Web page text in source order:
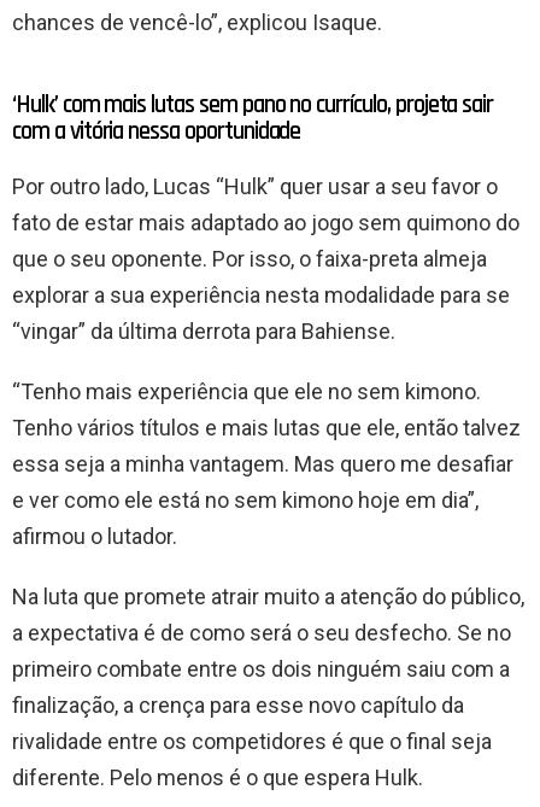
chances de vencê-lo”, explicou Isaque.
‘Hulk’ com mais lutas sem pano no currículo, projeta sair
com a vitória nessa oportunidade
Por outro lado, Lucas “Hulk” quer usar a seu favor o
fato de estar mais adaptado ao jogo sem quimono do
que o seu oponente. Por isso, o faixa-preta almeja
explorar a sua experiência nesta modalidade para se
“vingar” da última derrota para Bahiense.
“Tenho mais experiência que ele no sem kimono.
Tenho vários títulos e mais lutas que ele, então talvez
essa seja a minha vantagem. Mas quero me desafiar
e ver como ele está no sem kimono hoje em dia”,
afirmou o lutador.
Na luta que promete atrair muito a atenção do público,
a expectativa é de como será o seu desfecho. Se no
primeiro combate entre os dois ninguém saiu com a
finalização, a crença para esse novo capítulo da
rivalidade entre os competidores é que o final seja
diferente. Pelo menos é o que espera Hulk.